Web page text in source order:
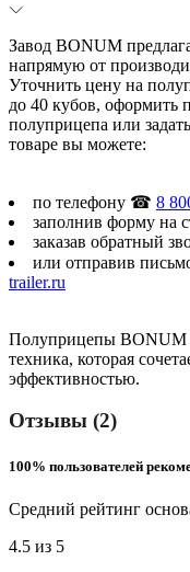
Завод BONUM
напрямую от
Уточнить цену на
до 40 кубов, оформить
полуприцепа или
товаре вы можете:
по телефону ☎ 8
заполнив форму на
заказав обратный
или отправив
trailer.ru
Полуприцепы BONUM -
техника, которая
эффективностью.
Отзывы (2)
100% пользователей
Средний рейтинг
4.5 из 5